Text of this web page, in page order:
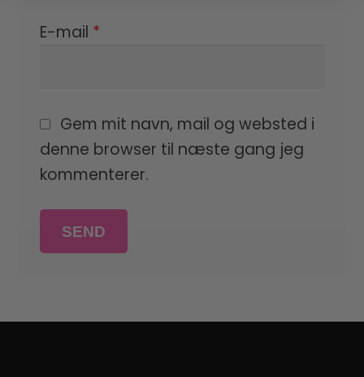
E-mail *
Gem mit navn, mail og websted i
denne browser til næste gang jeg
kommenterer.